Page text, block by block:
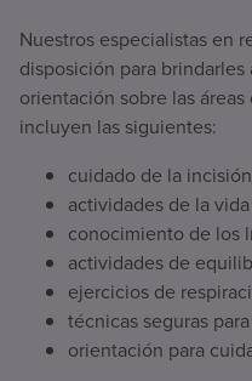
Nuestros especialistas en
disposición para
orientación sobre las
incluyen las siguientes:
cuidado de la
actividades de la
conocimiento de los
actividades de
ejercicios de
técnicas seguras
orientación para